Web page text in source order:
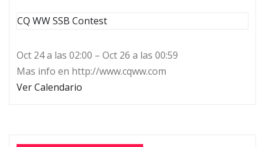
CQ WW SSB Contest
Oct 24 a las 02:00 – Oct 26 a las 00:59
Mas info en http://www.cqww.com
Ver Calendario